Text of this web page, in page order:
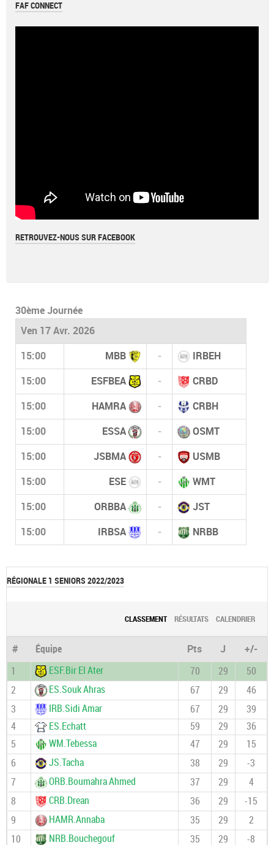
FAF CONNECT
RETROUVEZ-NOUS SUR FACEBOOK
30ème Journée
Ven 17 Avr. 2026
15:00 MBB - IRBEH
15:00 ESFBEA - CRBD
15:00 HAMRA - CRBH
15:00 ESSA - OSMT
15:00 JSBMA - USMB
15:00 ESE - WMT
15:00 ORBBA - JST
15:00 IRBSA - NRBB
RÉGIONALE 1 SENIORS 2022/2023
CLASSEMENT RÉSULTATS CALENDRIER
# Équipe Pts J
+/-
1
ESF.Bir El Ater 70 29
50
2
ES.Souk Ahras 67 29
46
3
IRB.Sidi Amar 67 29
39
4
ES.Echatt 59 29
36
5
WM.Tebessa 47 29
15
6
JS.Tacha 38 29
-3
7
ORB.Boumahra Ahmed 37 29
4
8
CRB.Drean 36 29
-15
9
HAMR.Annaba 35 29
2
10
NRB.Bouchegouf 35 29 -8